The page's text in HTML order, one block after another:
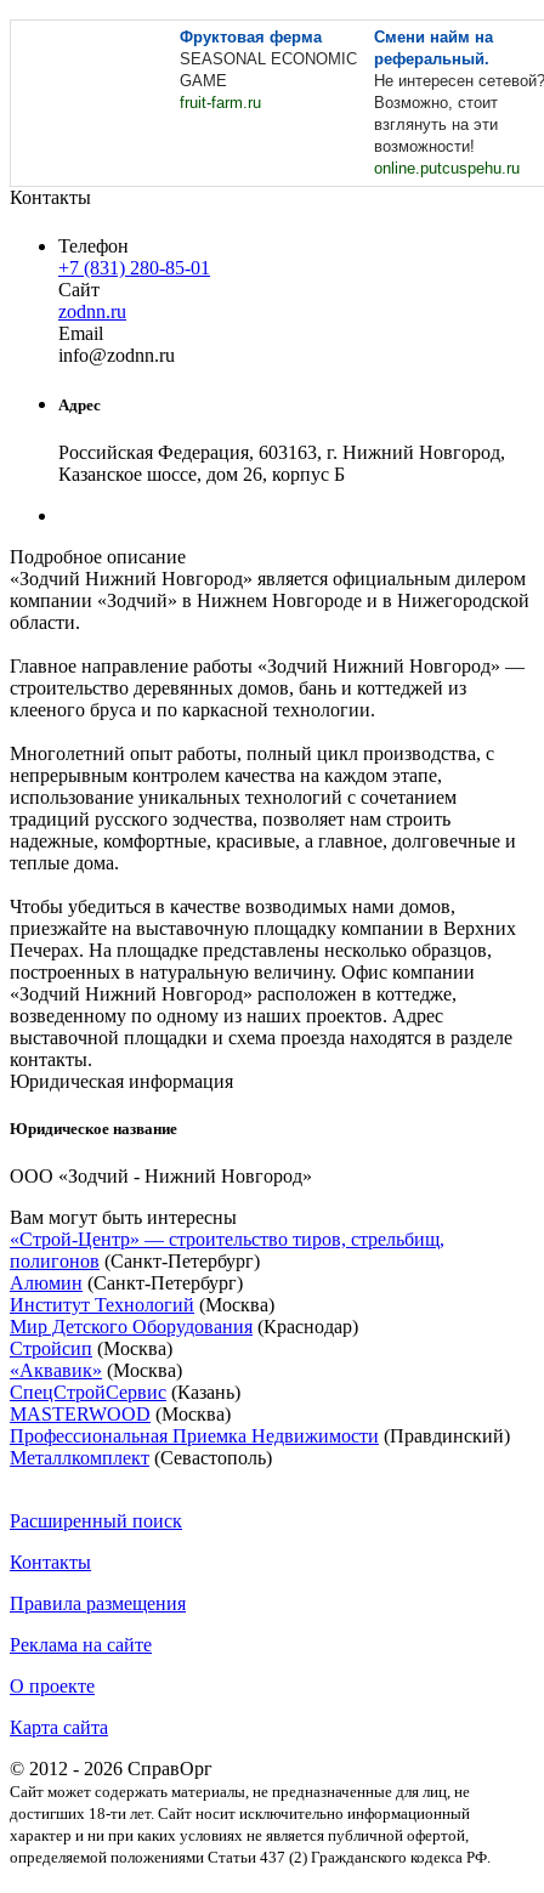
Фруктовая ферма
SEASONAL ECONOMIC
GAME
fruit-farm.ru
Смени найм на
реферальный.
Не интересен сетевой?
Возможно, стоит
взглянуть на эти
возможности!
online.putcuspehu.ru
Контакты
Телефон
+7 (831) 280-85-01
Сайт
zodnn.ru
Email
info@zodnn.ru
Адрес
Российская Федерация, 603163, г. Нижний Новгород,
Казанское шоссе, дом 26, корпус Б
Подробное описание
«Зодчий Нижний Новгород» является официальным дилером
компании «Зодчий» в Нижнем Новгороде и в Нижегородской
области.
Главное направление работы «Зодчий Нижний Новгород» —
строительство деревянных домов, бань и коттеджей из
клееного бруса и по каркасной технологии.
Многолетний опыт работы, полный цикл производства, с
непрерывным контролем качества на каждом этапе,
использование уникальных технологий с сочетанием
традиций русского зодчества, позволяет нам строить
надежные, комфортные, красивые, а главное, долговечные и
теплые дома.
Чтобы убедиться в качестве возводимых нами домов,
приезжайте на выставочную площадку компании в Верхних
Печерах. На площадке представлены несколько образцов,
построенных в натуральную величину. Офис компании
«Зодчий Нижний Новгород» расположен в коттедже,
возведенному по одному из наших проектов. Адрес
выставочной площадки и схема проезда находятся в разделе
контакты.
Юридическая информация
Юридическое название
ООО «Зодчий - Нижний Новгород»
Вам могут быть интересны
«Строй-Центр» — строительство тиров, стрельбищ,
полигонов (Санкт-Петербург)
Алюмин (Санкт-Петербург)
Институт Технологий (Москва)
Мир Детского Оборудования (Краснодар)
Стройсип (Москва)
«Аквавик» (Москва)
СпецСтройСервис (Казань)
MASTERWOOD (Москва)
Профессиональная Приемка Недвижимости (Правдинский)
Металлкомплект (Севастополь)
Расширенный поиск
Контакты
Правила размещения
Реклама на сайте
О проекте
Карта сайта
© 2012 - 2026 СправОрг
Сайт может содержать материалы, не предназначенные для лиц, не
достигших 18-ти лет. Cайт носит исключительно информационный
характер и ни при каких условиях не является публичной офертой,
определяемой положениями Статьи 437 (2) Гражданского кодекса РФ.